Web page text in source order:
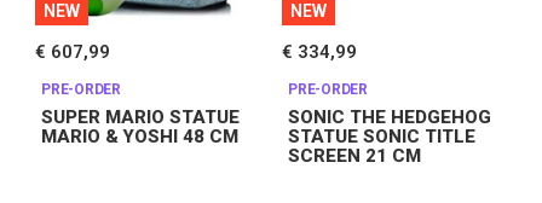
NEW
SUPER MARIO STATUE
MARIO & YOSHI 48 CM
€ 607,99
PRE-ORDER
NEW
SONIC THE HEDGEHOG
STATUE SONIC TITLE
SCREEN 21 CM
€ 334,99
PRE-ORDER